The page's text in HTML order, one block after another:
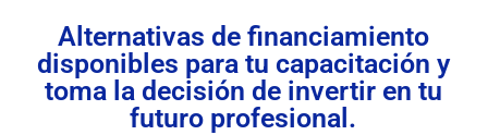
Alternativas de financiamiento
disponibles para tu capacitación y
toma la decisión de invertir en tu
futuro profesional.